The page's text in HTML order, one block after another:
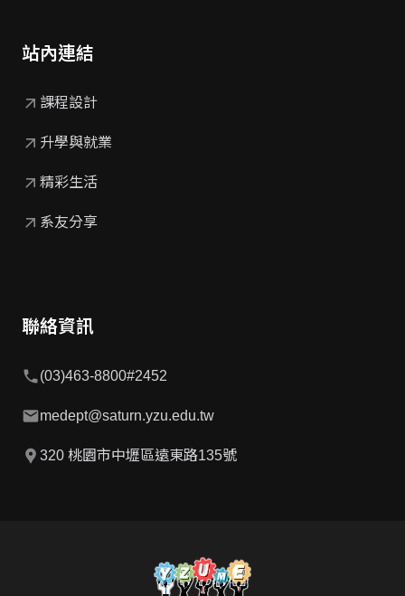
站內連結
arrow_outward 課程設計
arrow_outward 升學與就業
arrow_outward 精彩生活
arrow_outward 系友分享
聯絡資訊
phone(03)463-8800#2452
mailmedept@saturn.yzu.edu.tw
location_pin 320 桃園市中壢區遠東路135號